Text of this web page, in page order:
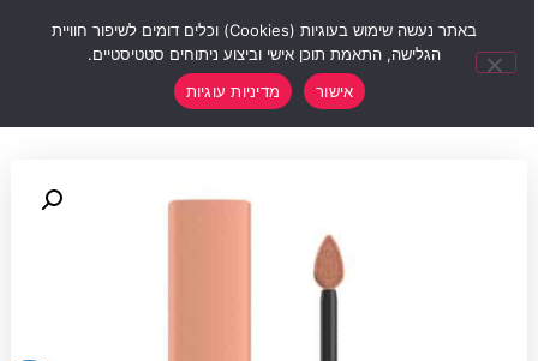
באתר נעשה שימוש בעוגיות (Cookies) וכלים דומים לשיפור חוויית
הגלישה, התאמת תוכן אישי וביצוע ניתוחים סטטיסטיים.
אישור
מדיניות עוגיות